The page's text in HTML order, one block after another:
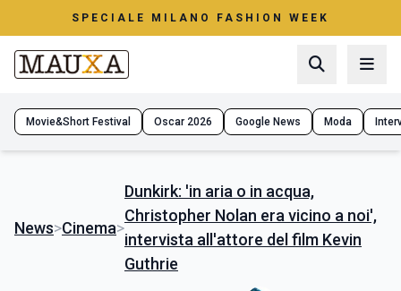
SPECIALE MILANO FASHION WEEK
Movie&Short Festival Oscar 2026 Google News Moda
News>Cinema>
Dunkirk: 'in aria o in acqua,
Christopher Nolan era vicino a noi',
intervista all'attore del film Kevin
Guthrie